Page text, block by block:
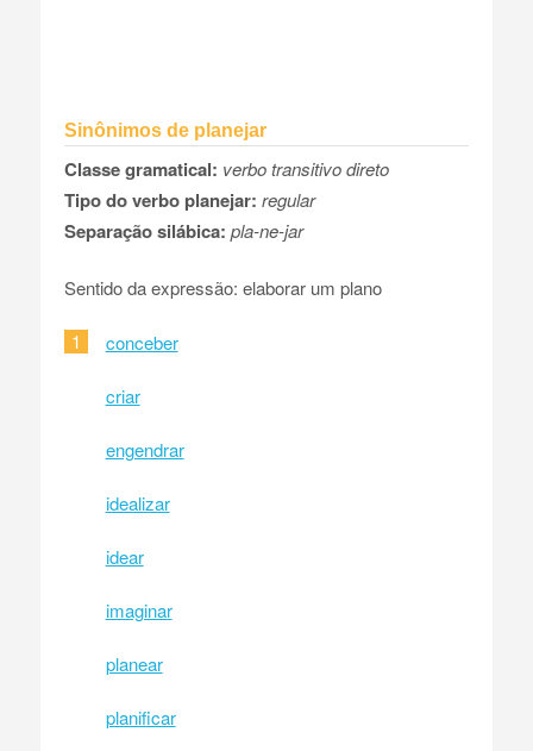
Sinônimos de planejar
Classe gramatical: verbo transitivo direto
Tipo do verbo planejar: regular
Separação silábica: pla-ne-jar
Sentido da expressão: elaborar um plano
1 conceber
criar
engendrar
idealizar
idear
imaginar
planear
planificar